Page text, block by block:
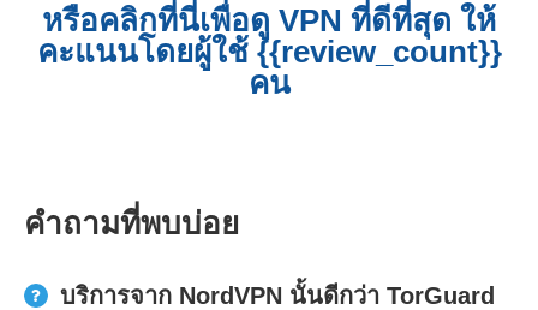
หรือคลิกที่นี่เพื่อดู VPN ที่ดีที่สุด ให้
คะแนนโดยผู้ใช้ {{review_count}}
คน
คำถามที่พบบ่อย
บริการจาก NordVPN นั้นดีกว่า TorGuard